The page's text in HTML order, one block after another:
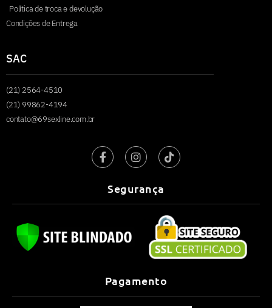
Política de troca e devolução
Condições de Entrega
SAC
(21) 2564-4510
(21) 99862-4194
contato@69sexline.com.br
Segurança
Pagamento